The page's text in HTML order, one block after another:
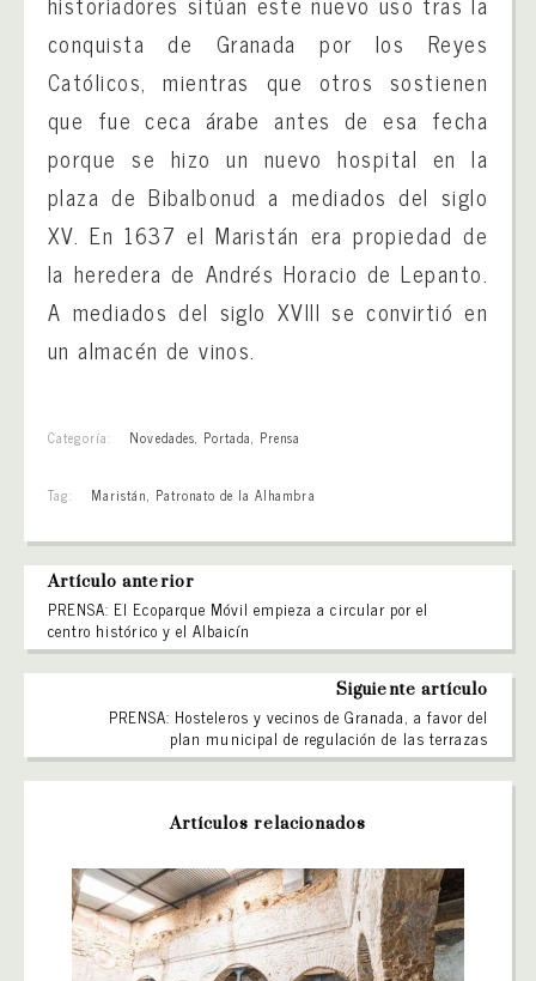
conquista de Granada por los Reyes
Católicos, mientras que otros sostienen
que fue ceca árabe antes de esa fecha
porque se hizo un nuevo hospital en la
plaza de Bibalbonud a mediados del siglo
XV. En 1637 el Maristán era propiedad de
la heredera de Andrés Horacio de Lepanto.
A mediados del siglo XVIII se convirtió en
un almacén de vinos.
Categoría: Novedades, Portada, Prensa
Tag: Maristán, Patronato de la Alhambra
Artículo anterior
PRENSA: El Ecoparque Móvil empieza a circular por el
centro histórico y el Albaicín
Siguiente artículo
PRENSA: Hosteleros y vecinos de Granada, a favor del
plan municipal de regulación de las terrazas
Artículos relacionados